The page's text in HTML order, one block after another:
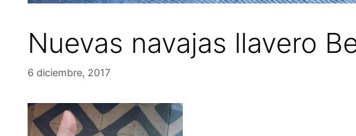
Nuevas navajas llavero
6 diciembre, 2017